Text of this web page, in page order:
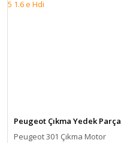
Peugeot Çıkma Yedek Parça
Peugeot 301 Çıkma Motor